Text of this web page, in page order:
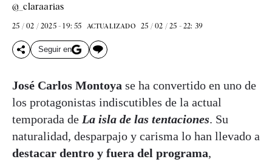
@_claraarias
25 / 02 / 2025 - 19: 55 ACTUALIZADO 25 / 02 / 25 - 22: 39
Seguir en
José Carlos Montoya se ha convertido en uno de
los protagonistas indiscutibles de la actual
temporada de La isla de las tentaciones. Su
naturalidad, desparpajo y carisma lo han llevado a
destacar dentro y fuera del programa,